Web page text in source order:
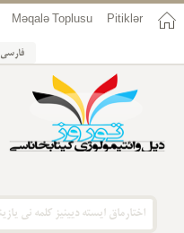
Pitiklər
Məqalə Toplusu
فارسی